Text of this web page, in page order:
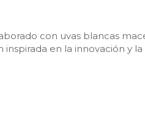
con uvas blancas
en la innovación y